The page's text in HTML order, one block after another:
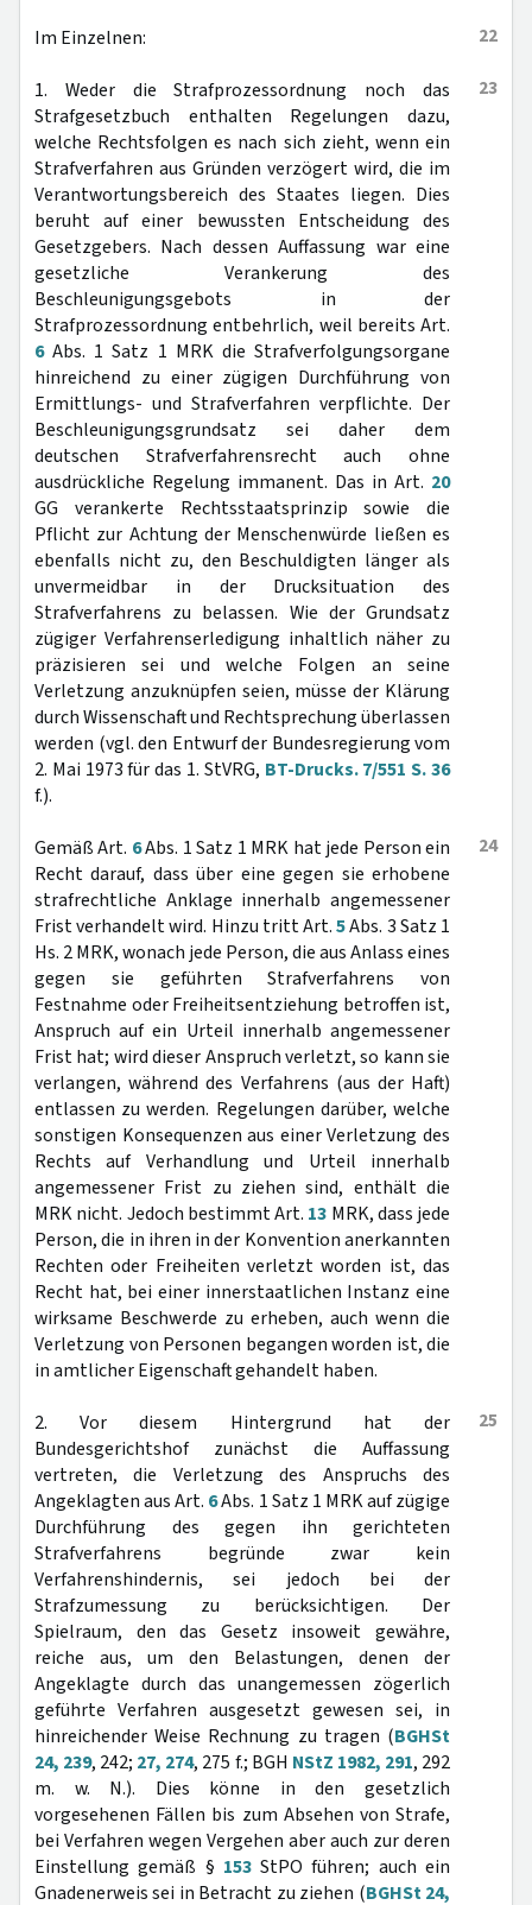
22
Im Einzelnen:
23
1. Weder die Strafprozessordnung noch das
Strafgesetzbuch enthalten Regelungen dazu,
welche Rechtsfolgen es nach sich zieht, wenn ein
Strafverfahren aus Gründen verzögert wird, die im
Verantwortungsbereich des Staates liegen. Dies
beruht auf einer bewussten Entscheidung des
Gesetzgebers. Nach dessen Auffassung war eine
gesetzliche Verankerung des
Beschleunigungsgebots in der
Strafprozessordnung entbehrlich, weil bereits Art.
6Abs. 1 Satz 1 MRK die Strafverfolgungsorgane
hinreichend zu einer zügigen Durchführung von
Ermittlungs- und Strafverfahren verpflichte. Der
Beschleunigungsgrundsatz sei daher dem
deutschen Strafverfahrensrecht auch ohne
ausdrückliche Regelung immanent. Das in Art. 20
GG verankerte Rechtsstaatsprinzip sowie die
Pflicht zur Achtung der Menschenwürde ließen es
ebenfalls nicht zu, den Beschuldigten länger als
unvermeidbar in der Drucksituation des
Strafverfahrens zu belassen. Wie der Grundsatz
zügiger Verfahrenserledigung inhaltlich näher zu
präzisieren sei und welche Folgen an seine
Verletzung anzuknüpfen seien, müsse der Klärung
durch Wissenschaft und Rechtsprechung überlassen
werden (vgl. den Entwurf der Bundesregierung vom
2. Mai 1973 für das 1. StVRG, BT-Drucks. 7/551 S. 36
f.).
24
Gemäß Art. 6Abs. 1 Satz 1 MRK hat jede Person ein
Recht darauf, dass über eine gegen sie erhobene
strafrechtliche Anklage innerhalb angemessener
Frist verhandelt wird. Hinzu tritt Art.5Abs. 3 Satz 1
Hs. 2 MRK, wonach jede Person, die aus Anlass eines
gegen sie geführten Strafverfahrens von
Festnahme oder Freiheitsentziehung betroffen ist,
Anspruch auf ein Urteil innerhalb angemessener
Frist hat; wird dieser Anspruch verletzt, so kann sie
verlangen, während des Verfahrens (aus der Haft)
entlassen zu werden. Regelungen darüber, welche
sonstigen Konsequenzen aus einer Verletzung des
Rechts auf Verhandlung und Urteil innerhalb
angemessener Frist zu ziehen sind, enthält die
MRK nicht. Jedoch bestimmt Art. 13 MRK, dass jede
Person, die in ihren in der Konvention anerkannten
Rechten oder Freiheiten verletzt worden ist, das
Recht hat, bei einer innerstaatlichen Instanz eine
wirksame Beschwerde zu erheben, auch wenn die
Verletzung von Personen begangen worden ist, die
in amtlicher Eigenschaft gehandelt haben.
25
2. Vor diesem Hintergrund hat der
Bundesgerichtshof zunächst die Auffassung
vertreten, die Verletzung des Anspruchs des
Angeklagten aus Art. 6Abs. 1 Satz 1 MRK auf zügige
Durchführung des gegen ihn gerichteten
Strafverfahrens begründe zwar kein
Verfahrenshindernis, sei jedoch bei der
Strafzumessung zu berücksichtigen. Der
Spielraum, den das Gesetz insoweit gewähre,
reiche aus, um den Belastungen, denen der
Angeklagte durch das unangemessen zögerlich
geführte Verfahren ausgesetzt gewesen sei, in
hinreichender Weise Rechnung zu tragen (BGHSt
24, 239, 242; 27, 274, 275 f.; BGH NStZ 1982, 291, 292
m. w. N.). Dies könne in den gesetzlich
vorgesehenen Fällen bis zum Absehen von Strafe,
bei Verfahren wegen Vergehen aber auch zur deren
Einstellung gemäß § 153StPO führen; auch ein
Gnadenerweis sei in Betracht zu ziehen (BGHSt 24,